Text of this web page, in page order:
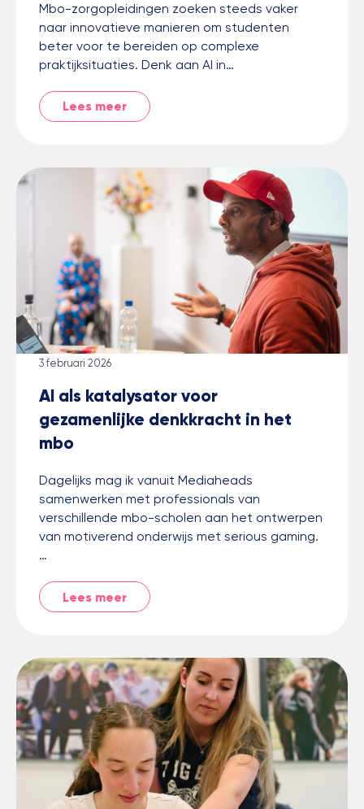
Mbo-zorgopleidingen zoeken steeds vaker
naar innovatieve manieren om studenten
beter voor te bereiden op complexe
praktijksituaties. Denk aan AI in…
Lees meer
AI als katalysator voor
gezamenlijke denkkracht in het
mbo
3 februari 2026
Dagelijks mag ik vanuit Mediaheads
samenwerken met professionals van
verschillende mbo-scholen aan het ontwerpen
van motiverend onderwijs met serious gaming.
…
Lees meer